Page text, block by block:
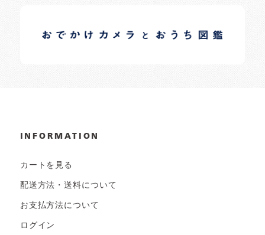
日常の様子など随時更新中です。
INFORMATION
カートを見る
配送方法・送料について
お支払方法について
ログイン